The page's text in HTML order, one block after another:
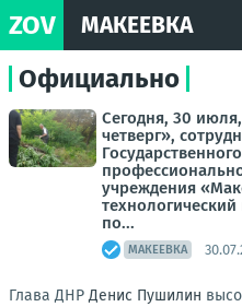
ZOV МАКЕЕВКА
Официально
Сегодня, 30
четверг»,
учреждения
по...
МАКЕЕВКА
Глава ДНРДенис Пушилин